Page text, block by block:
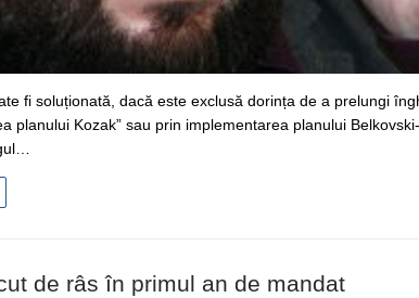
fi soluționată, dacă este exclusă dorința de a prelungi
planului Kozak” sau prin implementarea planului Belkovski-
de râs în primul an de mandat